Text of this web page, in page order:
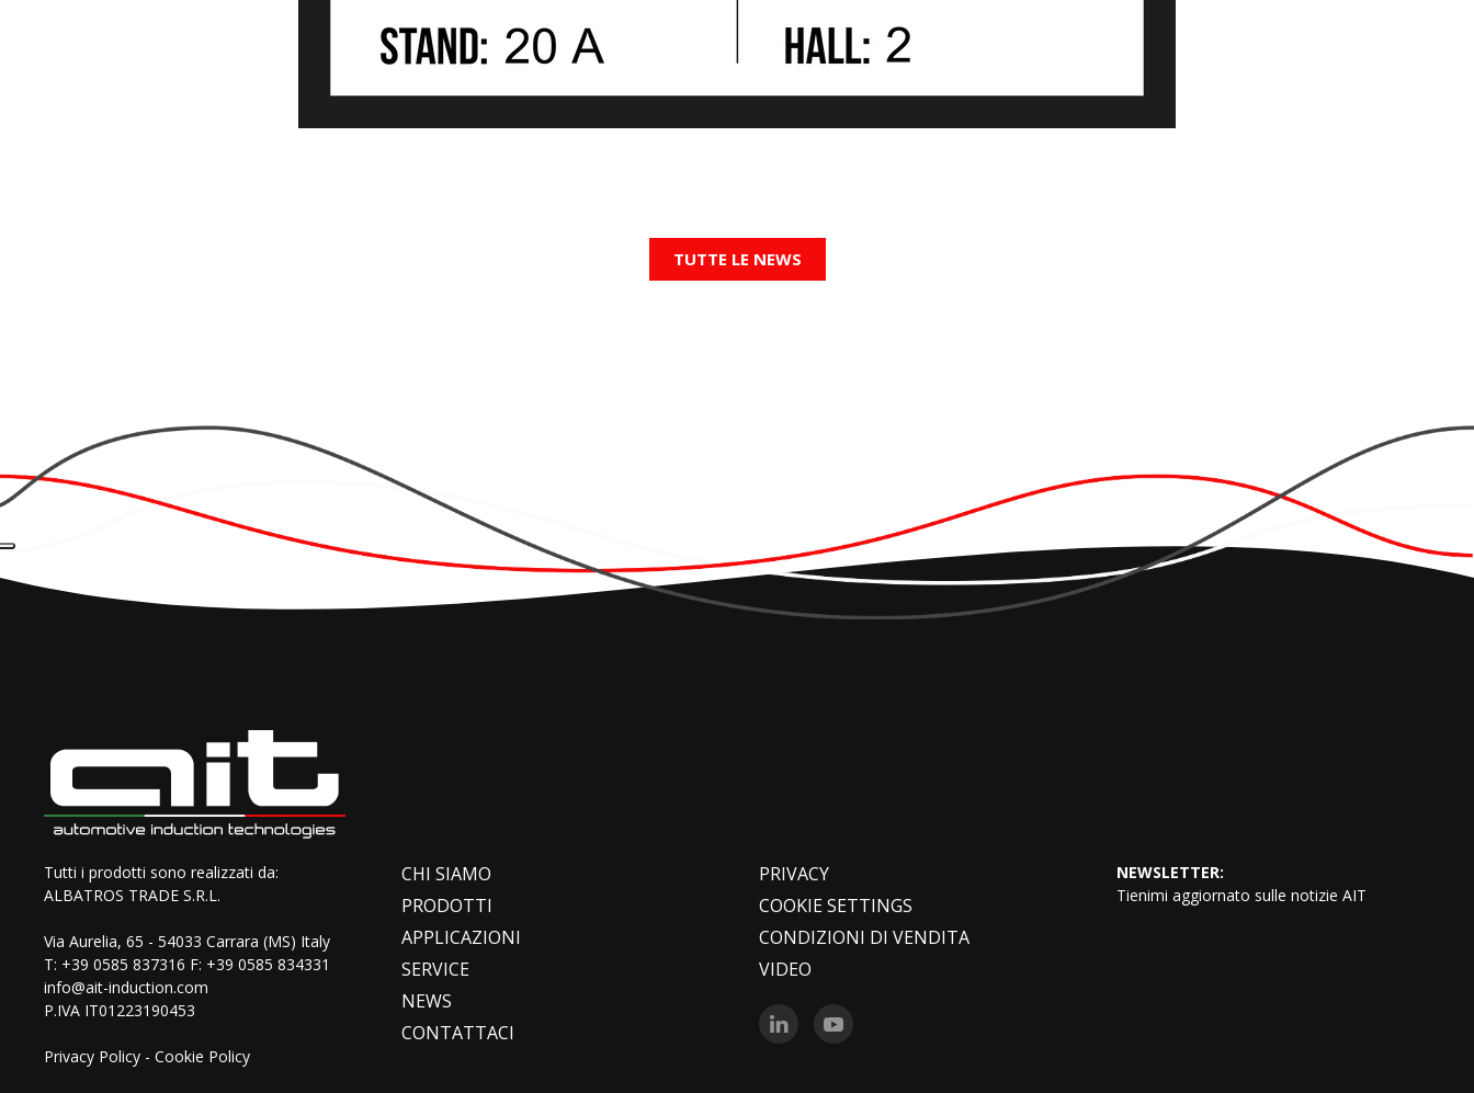
TUTTE LE NEWS
Tutti i prodotti sono realizzati da:
ALBATROS TRADE S.R.L.
Via Aurelia, 65 - 54033 Carrara (MS) Italy
T: +39 0585 837316 F: +39 0585 834331
info@ait-induction.com
P.IVA IT01223190453
Privacy Policy - Cookie Policy
CHI SIAMO
PRODOTTI
APPLICAZIONI
SERVICE
NEWS
CONTATTACI
PRIVACY
COOKIE SETTINGS
CONDIZIONI DI VENDITA
VIDEO
NEWSLETTER:
Tienimi aggiornato sulle notizie AIT